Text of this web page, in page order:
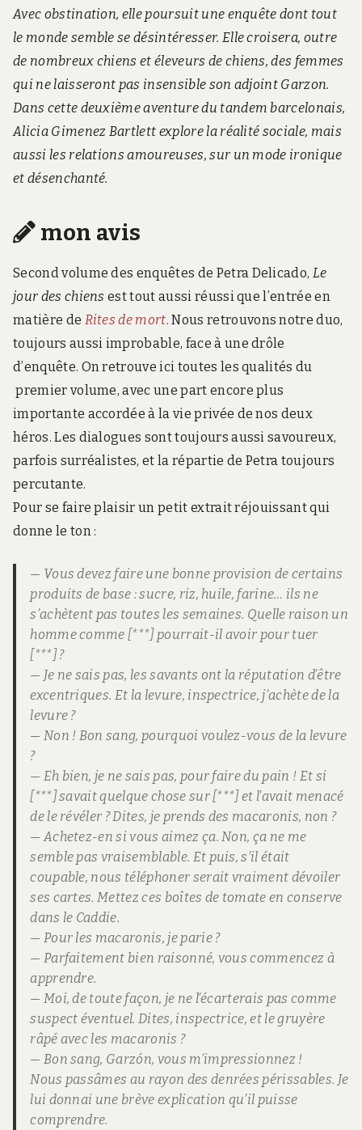
Avec obstination, elle poursuit une enquête dont tout
le monde semble se désintéresser. Elle croisera, outre
de nombreux chiens et éleveurs de chiens, des femmes
qui ne laisseront pas insensible son adjoint Garzon.
Dans cette deuxième aventure du tandem barcelonais,
Alicia Gimenez Bartlett explore la réalité sociale, mais
aussi les relations amoureuses, sur un mode ironique
et désenchanté.
mon avis
Second volume des enquêtes de Petra Delicado, Le
jour des chiens est tout aussi réussi que l’entrée en
matière de Rites de mort. Nous retrouvons notre duo,
toujours aussi improbable, face à une drôle
d’enquête. On retrouve ici toutes les qualités du
premier volume, avec une part encore plus
importante accordée à la vie privée de nos deux
héros. Les dialogues sont toujours aussi savoureux,
parfois surréalistes, et la répartie de Petra toujours
percutante.
Pour se faire plaisir un petit extrait réjouissant qui
donne le ton :
— Vous devez faire une bonne provision de certains
produits de base : sucre, riz, huile, farine… ils ne
s’achètent pas toutes les semaines. Quelle raison un
homme comme [***] pourrait-il avoir pour tuer
[***] ?
— Je ne sais pas, les savants ont la réputation d’être
excentriques. Et la levure, inspectrice, j’achète de la
levure ?
— Non ! Bon sang, pourquoi voulez-vous de la levure
?
— Eh bien, je ne sais pas, pour faire du pain ! Et si
[***] savait quelque chose sur [***] et l’avait menacé
de le révéler ? Dites, je prends des macaronis, non ?
— Achetez-en si vous aimez ça. Non, ça ne me
semble pas vraisemblable. Et puis, s’il était
coupable, nous téléphoner serait vraiment dévoiler
ses cartes. Mettez ces boîtes de tomate en conserve
dans le Caddie.
— Pour les macaronis, je parie ?
— Parfaitement bien raisonné, vous commencez à
apprendre.
— Moi, de toute façon, je ne l’écarterais pas comme
suspect éventuel. Dites, inspectrice, et le gruyère
râpé avec les macaronis ?
— Bon sang, Garzón, vous m’impressionnez !
Nous passâmes au rayon des denrées périssables. Je
lui donnai une brève explication qu’il puisse
comprendre.